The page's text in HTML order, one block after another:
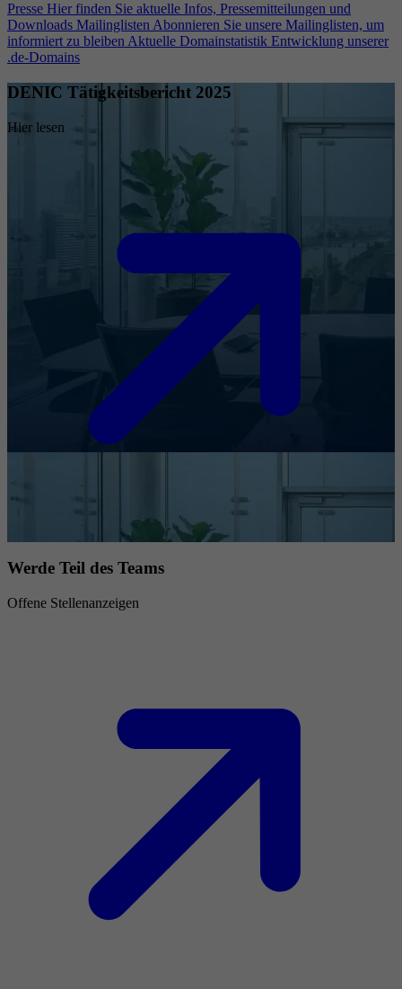
Presse Hier finden Sie aktuelle Infos, Pressemitteilungen und
Downloads Mailinglisten Abonnieren Sie unsere Mailinglisten, um
informiert zu bleiben Aktuelle Domainstatistik Entwicklung unserer
.de-Domains
DENIC Tätigkeitsbericht 2025
Hier lesen
Werde Teil des Teams
Offene Stellenanzeigen